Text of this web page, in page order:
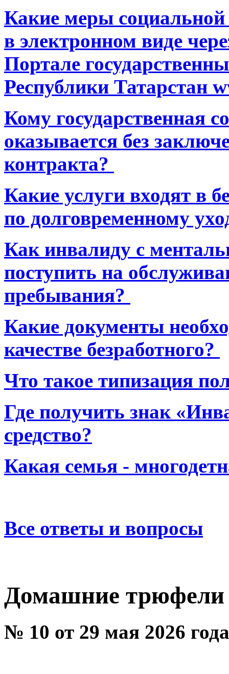
Какие меры
в электронном виде
Портале
Республики Татарстан
Кому государственная
оказывается без
контракта?
Какие услуги входят в
по долговременному
Как инвалиду с
поступить на
пребывания?
Какие документы
качестве безработного?
Что такое типизация
Где получить знак
средство?
Какая семья -
Все ответы и вопросы
Домашние трюфели
№ 10 от 29 мая 2026